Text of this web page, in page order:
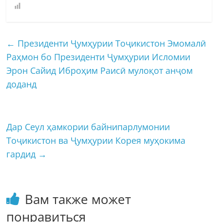
← Президенти Ҷумҳурии Тоҷикистон Эмомалӣ
Раҳмон бо Президенти Ҷумҳурии Исломии
Эрон Сайид Иброҳим Раисӣ мулоқот анҷом
доданд
Дар Сеул ҳамкории байнипарлумонии
Тоҷикистон ва Ҷумҳурии Корея муҳокима
гардид →
Вам также может
понравиться